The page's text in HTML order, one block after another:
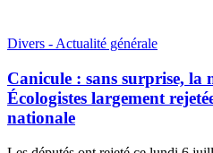
Divers - Actualité générale
Canicule : sans surprise, la
Écologistes largement
nationale